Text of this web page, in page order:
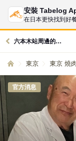
安裝 Tabelog
在日本更快找到好
六本木站周邊的美食
東京 東京 燒
官方消息